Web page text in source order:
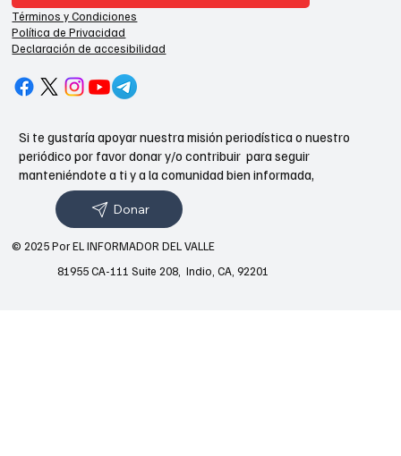
Términos y Condiciones
Política de Privacidad
Declaración de accesibilidad
Si te gustaría apoyar nuestra misión periodística o nuestro
periódico por favor donar y/o contribuir para seguir
manteniéndote a ti y a la comunidad bien informada,
Donar
81955 CA-111 Suite 208, Indio, CA, 92201
© 2025 Por EL INFORMADOR DEL VALLE